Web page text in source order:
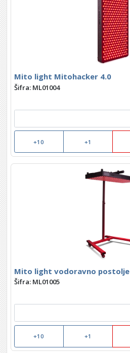
Mito light Mitohacker 4.0
Šifra: ML01004
+10 +1
Mito light vodoravno postolje
Šifra: ML01005
+10 +1